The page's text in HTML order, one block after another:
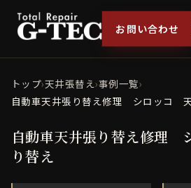
お問い合わせ
トップ›天井張替え›事例一覧›
自動車天井張り替え修理 シロッコ
自動車天井張り替え修理
り替え